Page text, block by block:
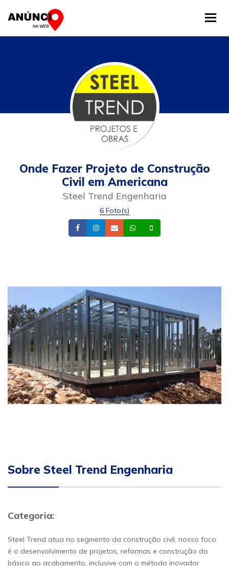
Onde Fazer Projeto de Construção
Civil em Americana
Steel Trend Engenharia
6 Foto(s)
FacebookInstagram
Email Whatsapp
Sobre Steel Trend Engenharia
Categoria:
Steel Trend atua no segmento da construção civil, nosso foco
é o desenvolvimento de projetos, reformas e construção do
básico ao acabamento, inclusive com o método inovador